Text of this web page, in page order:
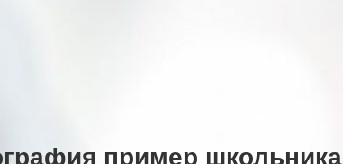
пример школьника